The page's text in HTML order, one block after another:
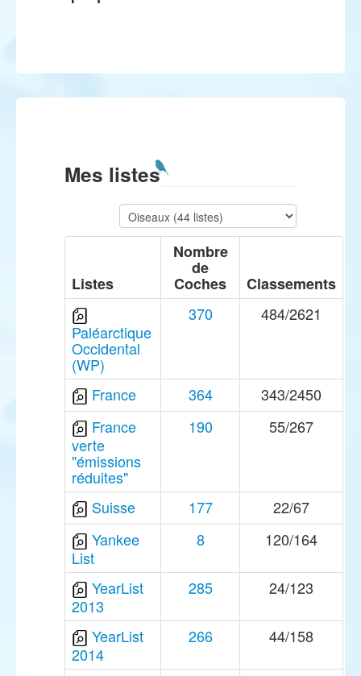
Mes listes
Listes
Nombre
de
Coches Classements
Paléarctique
Occidental
(WP)
370 484/2621
France 364
343/2450
France
verte
"émissions
réduites"
190 55/267
Suisse 177
22/67
Yankee
List
8 120/164
YearList
2013
285 24/123
YearList
2014
266 44/158